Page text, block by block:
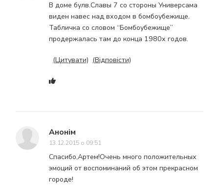
В доме булв.Славы 7 со стороны Универсама
виден навес над входом в бомбоубежище.
Табличка со словом “Бомбоубежище”
продержалась там до конца 1980х годов.
(Цитувати) (Відповісти)
Анонім
13.12.2015 о 09:51
Спасибо,Артем!Очень много положительных
эмоций от воспоминаний об этом прекрасном
городе!